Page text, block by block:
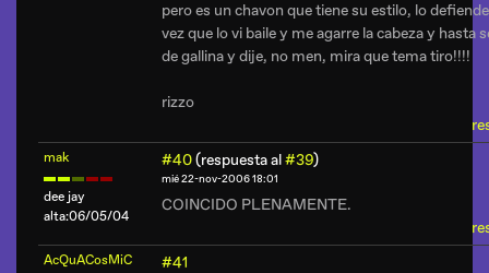
pero es un chavon que tiene su estilo, lo
vez que lo vi baile y me agarre la cabeza y hasta
de gallina y dije, no men, mira que tema tiro!!!!
rizzo
mak
dee jay
alta:06/05/04
#40(respuesta al#39)
mié 22-nov-2006 18:01
COINCIDO PLENAMENTE.
AcQuACosMiC #41